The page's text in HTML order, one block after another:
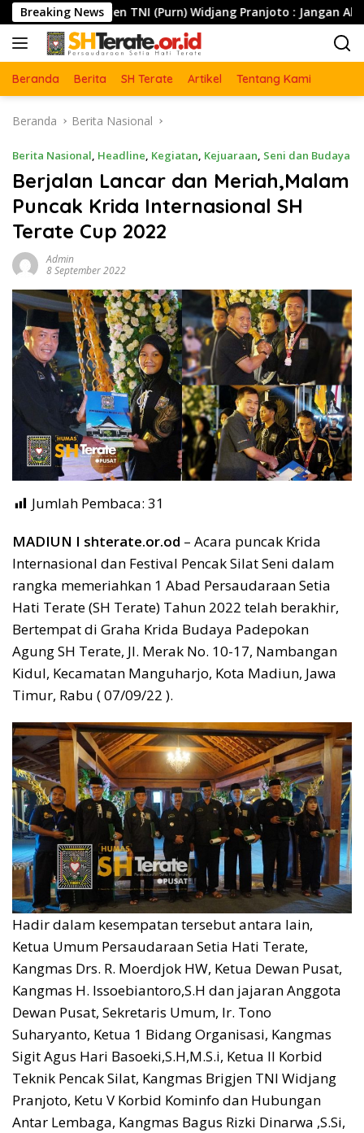
Langsung
ke
konten
Breaking News
TNI (Purn) Widjang Pranjoto : Jangan Abaikan Etika
Beranda Berita SH Terate Artikel Tentang Kami
Beranda Berita Nasional
Berita Nasional, Headline, Kegiatan, Kejuaraan, Seni dan Budaya
Berjalan Lancar dan Meriah,Malam
Puncak Krida Internasional SH
Terate Cup 2022
Admin
8 September 2022
Jumlah Pembaca: 31
MADIUN I shterate.or.od – Acara puncak Krida
Internasional dan Festival Pencak Silat Seni dalam
rangka memeriahkan 1 Abad Persaudaraan Setia
Hati Terate (SH Terate) Tahun 2022 telah berakhir,
Bertempat di Graha Krida Budaya Padepokan
Agung SH Terate, Jl. Merak No. 10-17, Nambangan
Kidul, Kecamatan Manguharjo, Kota Madiun, Jawa
Timur, Rabu ( 07/09/22 ).
Hadir dalam kesempatan tersebut antara lain,
Ketua Umum Persaudaraan Setia Hati Terate,
Kangmas Drs. R. Moerdjok HW, Ketua Dewan Pusat,
Kangmas H. Issoebiantoro,S.H dan jajaran Anggota
Dewan Pusat, Sekretaris Umum, Ir. Tono
Suharyanto, Ketua 1 Bidang Organisasi, Kangmas
Sigit Agus Hari Basoeki,S.H,M.S.i, Ketua II Korbid
Teknik Pencak Silat, Kangmas Brigjen TNI Widjang
Pranjoto, Ketu V Korbid Kominfo dan Hubungan
Antar Lembaga, Kangmas Bagus Rizki Dinarwa ,S.Si,